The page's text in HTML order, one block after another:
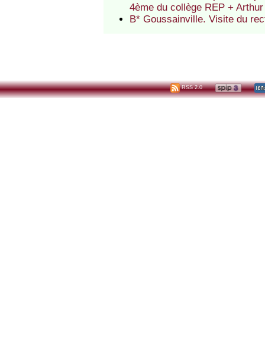
4ème du collège REP +
B* Goussainville. Visite du
RSS 2.0